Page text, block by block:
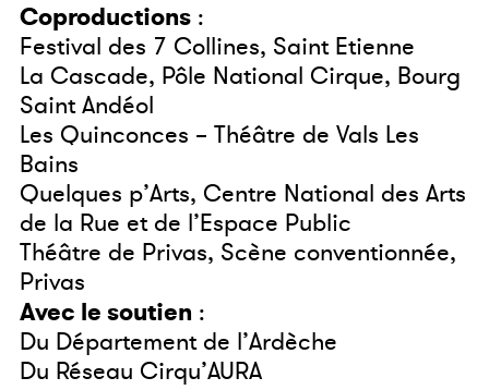
Coproductions :
Festival des 7 Collines, Saint Etienne
La Cascade, Pôle National Cirque, Bourg
Saint Andéol
Les Quinconces – Théâtre de Vals Les
Bains
Quelques p’Arts, Centre National des Arts
de la Rue et de l’Espace Public
Théâtre de Privas, Scène conventionnée,
Privas
Avec le soutien :
Du Département de l’Ardèche
Du Réseau Cirqu’AURA